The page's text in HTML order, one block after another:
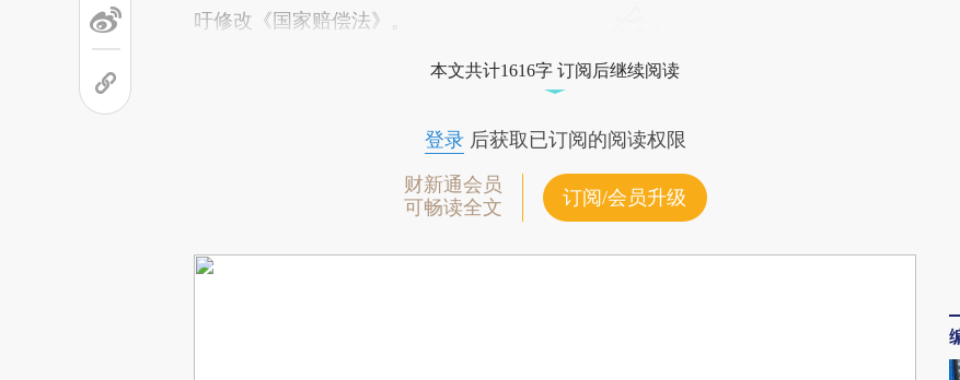
吁修改《国家赔偿法》。
本文共计1616字 订阅后继续阅读
登录后获取已订阅的阅读权限
财新通会员
可畅读全文
订阅/会员升级